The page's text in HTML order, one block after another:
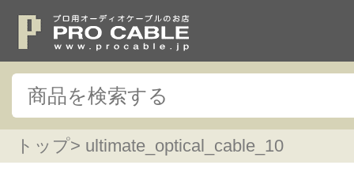
トップ> ultimate_optical_cable_10